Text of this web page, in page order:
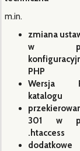
m.in.
zmiana
w
PHP
Wersja
katalogu
301 w
.htaccess
dodatkowe